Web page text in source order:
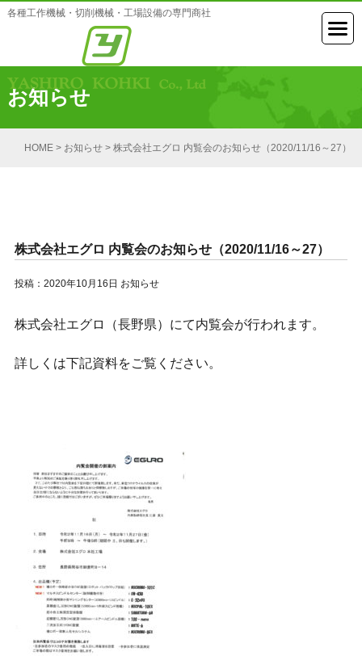
各種工作機械・切削機械・工場設備の専門商社
お知らせ
HOME> お知らせ> 株式会社エグロ 内覧会のお知らせ（2020/11/16～27）
株式会社エグロ 内覧会のお知らせ（2020/11/16～27）
投稿：2020年10月16日 お知らせ
株式会社エグロ（長野県）にて内覧会が行われます。
詳しくは下記資料をご覧ください。